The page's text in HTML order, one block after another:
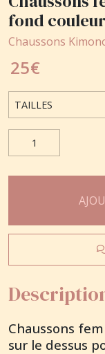
fond
Chaussons
25€
Chaussons
sur le dessus